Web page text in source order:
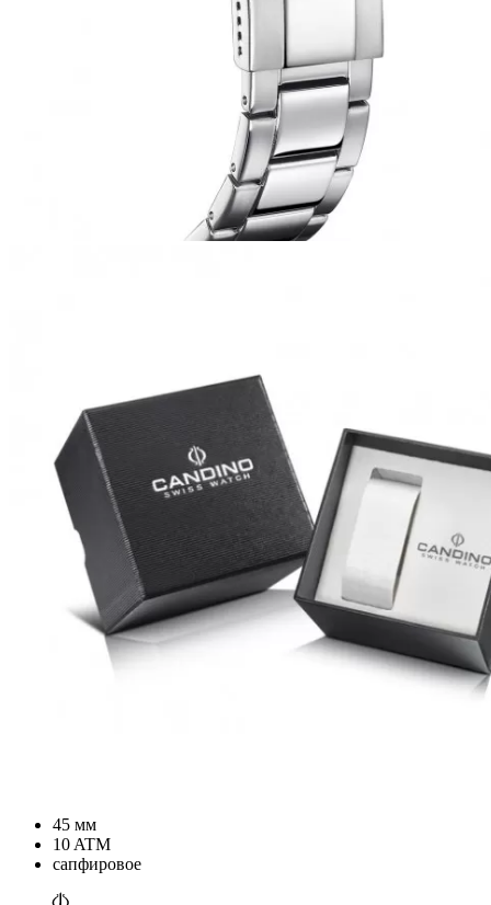
45 мм
10 ATM
сапфировое